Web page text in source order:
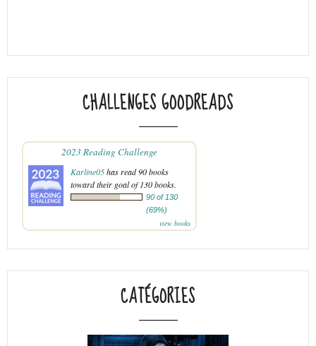
CHALLENGES GOODREADS
2023 Reading Challenge
Karline05has read 90 books
toward their goal of 130 books.
90 of 130
(69%)
view books
CATÉGORIES